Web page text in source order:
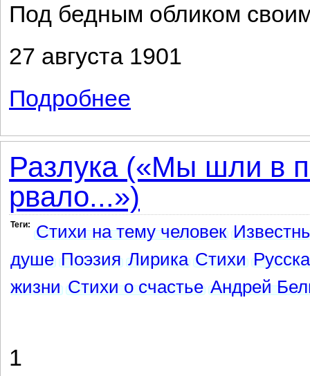
Под бедным обликом
27 августа 1901
Подробнее
Разлука («Мы шли в
рвало...»)
Теги: Стихи на тему человек
душе Поэзия Лирика Стихи
жизни Стихи о счастье Андрей
1